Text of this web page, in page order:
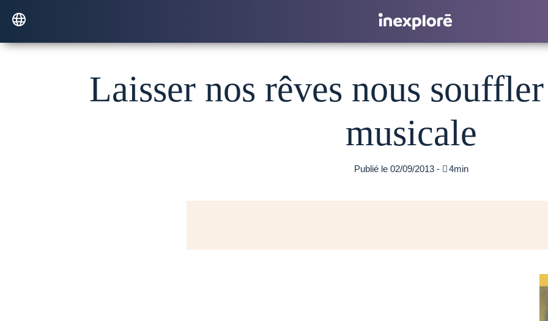
Laisser nos rêves nous
musicale
Publié le 02/09/2013 - 4min